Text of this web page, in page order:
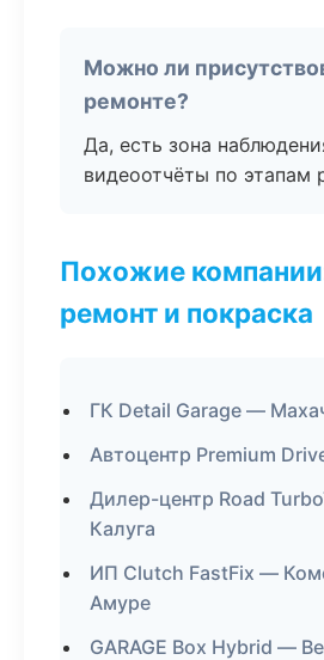
Можно ли
ремонте?
Да, есть зона
видеоотчёты по этапам
Похожие
ремонт и покраска
ГК Detail Garage —
Автоцентр Premium
Дилер-центр Road
Калуга
ИП Clutch FastFix —
Амуре
GARAGE Box Hybrid —